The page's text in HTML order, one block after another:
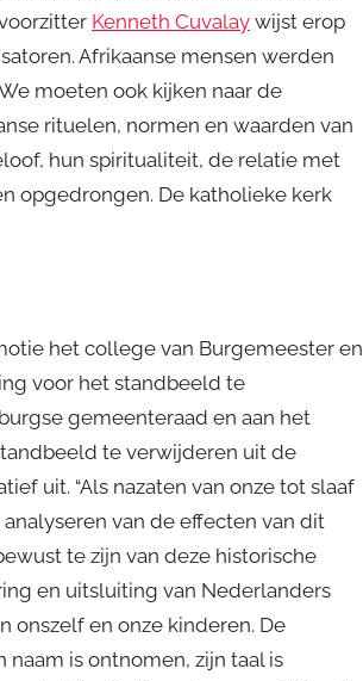
Kenneth Cuvalay wijst erop
Afrikaanse mensen werden
moeten ook kijken naar de
rituelen, normen en waarden van
hun spiritualiteit, de relatie met
opgedrongen. De katholieke kerk
het college van Burgemeester en
voor het standbeeld te
gemeenteraad en aan het
te verwijderen uit de
uit. “Als nazaten van onze tot slaaf
van de effecten van dit
te zijn van deze historische
en uitsluiting van Nederlanders
onszelf en onze kinderen. De
is ontnomen, zijn taal is